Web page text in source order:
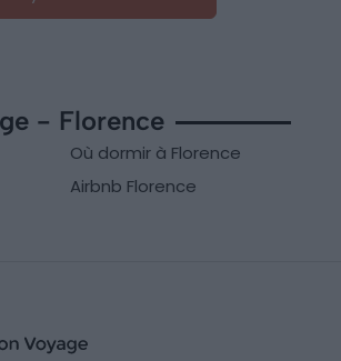
- Florence
Où dormir à Florence
Airbnb Florence